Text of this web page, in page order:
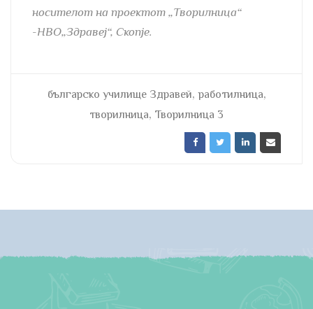
носителот на проектот „Творилница“
-НВО„Здравеј“, Скопје.
българско училище Здравей,работилница,
творилница, Творилница 3